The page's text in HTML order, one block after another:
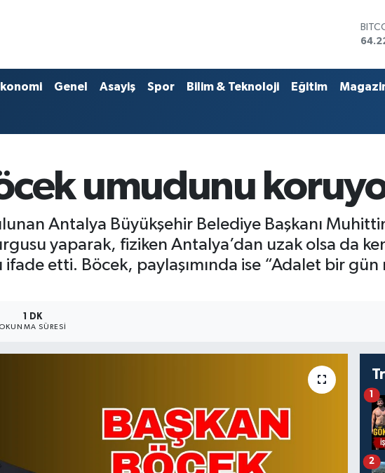
Genel Asayiş Spor Bilim & Teknoloji Eğitim
umudunu
Antalya Büyükşehir Belediye Başkanı
yaparak, fiziken Antalya’dan uzak olsa da
etti. Böcek, paylaşımında ise “Adalet bir
1 DK
OKUNMA SÜRESI
1
2